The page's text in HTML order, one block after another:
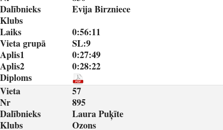
Dalībnieks
Evija Birzniece
Klubs
Laiks
0:56:11
Vieta grupā
SL:9
Aplis1
0:27:49
Aplis2
0:28:22
Diploms
Vieta
57
Nr
895
Dalībnieks
Laura Puķīte
Klubs
Ozons